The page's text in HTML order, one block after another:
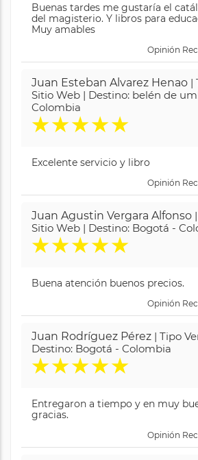
Buenas tardes me gustaría el
del magisterio. Y libros para
Muy amables
Opinión
Juan Esteban Alvarez Henao |
Sitio Web | Destino: belén de
Colombia
★★★★★
Excelente servicio y libro
Opinión
Juan Agustin Vergara Alfonso
Sitio Web | Destino: Bogotá -
★★★★★
Buena atención buenos precios.
Opinión
Juan Rodríguez Pérez | Tipo
Destino: Bogotá - Colombia
★★★★★
Entregaron a tiempo y en muy
gracias.
Opinión